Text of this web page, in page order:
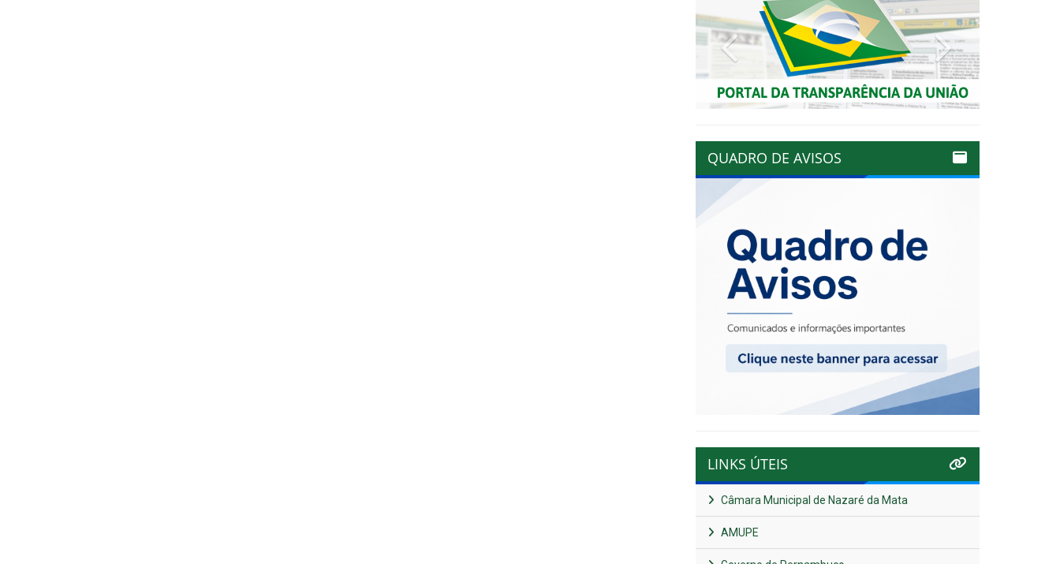
Previous Next
QUADRO DE AVISOS
LINKS ÚTEIS
Câmara Municipal de Nazaré da Mata
AMUPE